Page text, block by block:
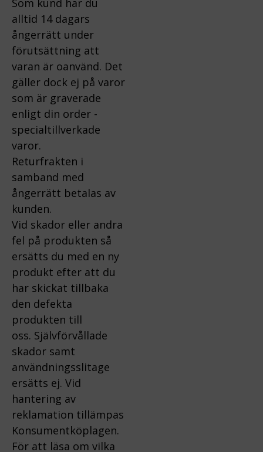
Som kund har du
alltid 14 dagars
ångerrätt under
förutsättning att
varan är oanvänd. Det
gäller dock ej på varor
som är graverade
enligt din order -
specialtillverkade
varor.
Returfrakten i
samband med
ångerrätt betalas av
kunden.
Vid skador eller andra
fel på produkten så
ersätts du med en ny
produkt efter att du
har skickat tillbaka
den defekta
produkten till
oss. Självförvållade
skador samt
användningsslitage
ersätts ej. Vid
hantering av
reklamation tillämpas
Konsumentköplagen.
För att läsa om vilka